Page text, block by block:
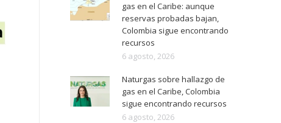
gas en el Caribe: aunque
reservas probadas bajan,
Colombia sigue encontrando
recursos
6 agosto, 2026
Naturgas sobre hallazgo de
gas en el Caribe, Colombia
sigue encontrando recursos
6 agosto, 2026